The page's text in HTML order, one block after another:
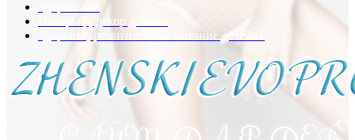
Интерьер, декор дома
Здоровье, развитие и воспитание детей